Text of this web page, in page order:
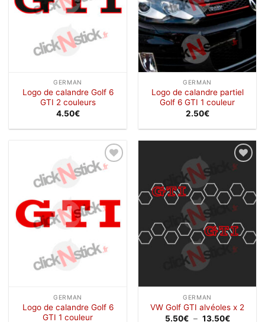
GERMAN
Logo de calandre Golf 6
GTI 2 couleurs
4.50€
GERMAN
Logo de calandre partiel
Golf 6 GTI 1 couleur
2.50€
Ajouter
GERMAN
Logo de calandre Golf 6
GTI 1 couleur
Ajouter
wishlist
GERMAN
VW Golf GTI alvéoles x 2
5.50€ – 13.50€Plage